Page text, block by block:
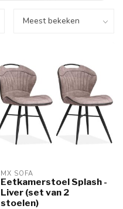
MX SOFA
Eetkamerstoel Splash -
Liver (set van 2
stoelen)